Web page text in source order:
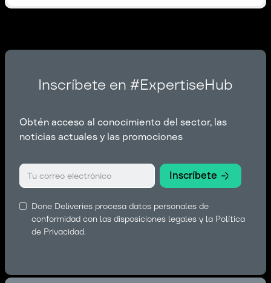
Inscríbete en #ExpertiseHub
Obtén acceso al conocimiento del sector, las
noticias actuales y las promociones
Done Deliveries procesa datos personales de
conformidad con las disposiciones legales y la Política
de Privacidad.